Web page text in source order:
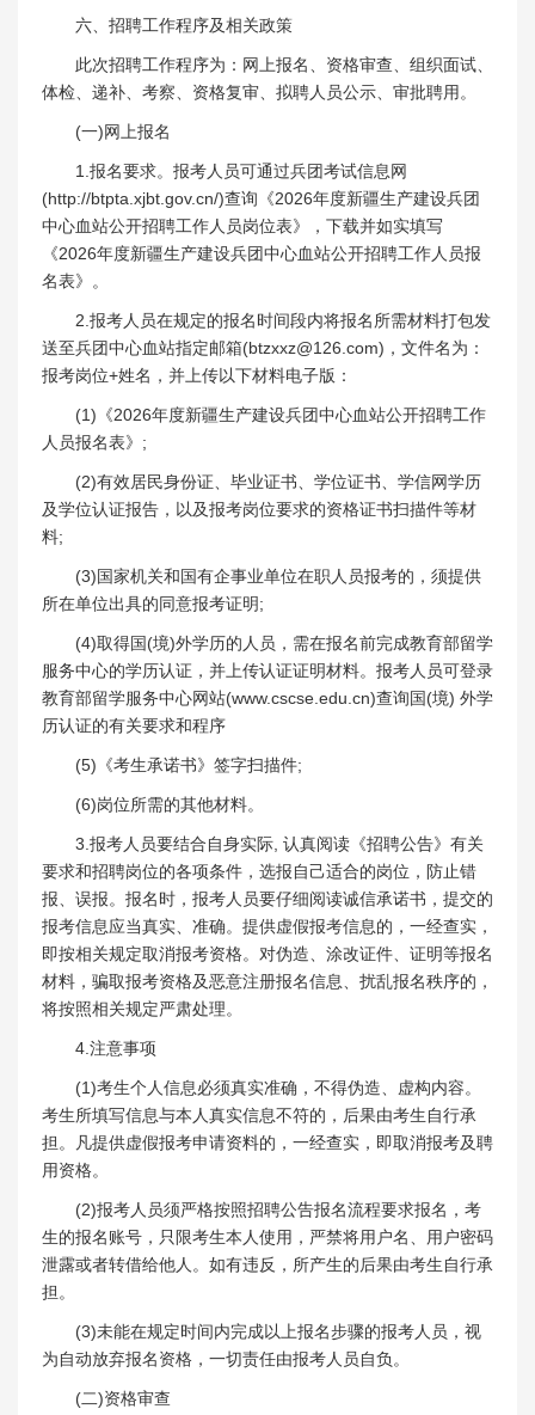
六、招聘工作程序及相关政策
此次招聘工作程序为：网上报名、资格审查、组织面试、
体检、递补、考察、资格复审、拟聘人员公示、审批聘用。
(一)网上报名
1.报名要求。报考人员可通过兵团考试信息网
(http://btpta.xjbt.gov.cn/)查询《2026年度新疆生产建设兵团
中心血站公开招聘工作人员岗位表》，下载并如实填写
《2026年度新疆生产建设兵团中心血站公开招聘工作人员报
名表》。
2.报考人员在规定的报名时间段内将报名所需材料打包发
送至兵团中心血站指定邮箱(btzxxz@126.com)，文件名为：
报考岗位+姓名，并上传以下材料电子版：
(1)《2026年度新疆生产建设兵团中心血站公开招聘工作
人员报名表》;
(2)有效居民身份证、毕业证书、学位证书、学信网学历
及学位认证报告，以及报考岗位要求的资格证书扫描件等材
料;
(3)国家机关和国有企事业单位在职人员报考的，须提供
所在单位出具的同意报考证明;
(4)取得国(境)外学历的人员，需在报名前完成教育部留学
服务中心的学历认证，并上传认证证明材料。报考人员可登录
教育部留学服务中心网站(www.cscse.edu.cn)查询国(境) 外学
历认证的有关要求和程序
(5)《考生承诺书》签字扫描件;
(6)岗位所需的其他材料。
3.报考人员要结合自身实际, 认真阅读《招聘公告》有关
要求和招聘岗位的各项条件，选报自己适合的岗位，防止错
报、误报。报名时，报考人员要仔细阅读诚信承诺书，提交的
报考信息应当真实、准确。提供虚假报考信息的，一经查实，
即按相关规定取消报考资格。对伪造、涂改证件、证明等报名
材料，骗取报考资格及恶意注册报名信息、扰乱报名秩序的，
将按照相关规定严肃处理。
4.注意事项
(1)考生个人信息必须真实准确，不得伪造、虚构内容。
考生所填写信息与本人真实信息不符的，后果由考生自行承
担。凡提供虚假报考申请资料的，一经查实，即取消报考及聘
用资格。
(2)报考人员须严格按照招聘公告报名流程要求报名，考
生的报名账号，只限考生本人使用，严禁将用户名、用户密码
泄露或者转借给他人。如有违反，所产生的后果由考生自行承
担。
(3)未能在规定时间内完成以上报名步骤的报考人员，视
为自动放弃报名资格，一切责任由报考人员自负。
(二)资格审查